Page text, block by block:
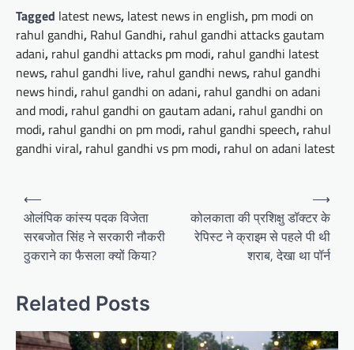
Tagged latest news, latest news in english, pm modi on
rahul gandhi, Rahul Gandhi, rahul gandhi attacks gautam
adani, rahul gandhi attacks pm modi, rahul gandhi latest
news, rahul gandhi live, rahul gandhi news, rahul gandhi
news hindi, rahul gandhi on adani, rahul gandhi on adani
and modi, rahul gandhi on gautam adani, rahul gandhi on
modi, rahul gandhi on pm modi, rahul gandhi speech, rahul
gandhi viral, rahul gandhi vs pm modi, rahul on adani latest
Post
navigation
⟵
ओलंपिक कांस्य पदक विजेता
सरबजोत सिंह ने सरकारी नौकरी
ठुकराने का फैसला क्यों किया?
कोलकाता की प्रशिक्षु डॉक्टर के
रेपिस्ट ने क्राइम से पहले पी थी
शराब, देखा था पॉर्न
⟶
Related Posts